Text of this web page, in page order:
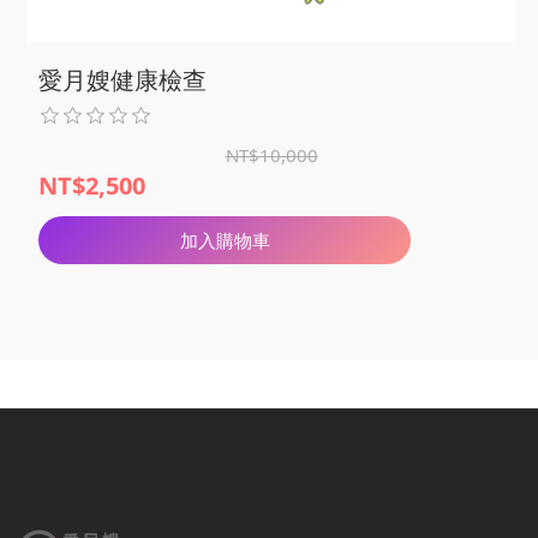
愛月嫂健康檢查
NT$10,000
NT$2,500
加入購物車